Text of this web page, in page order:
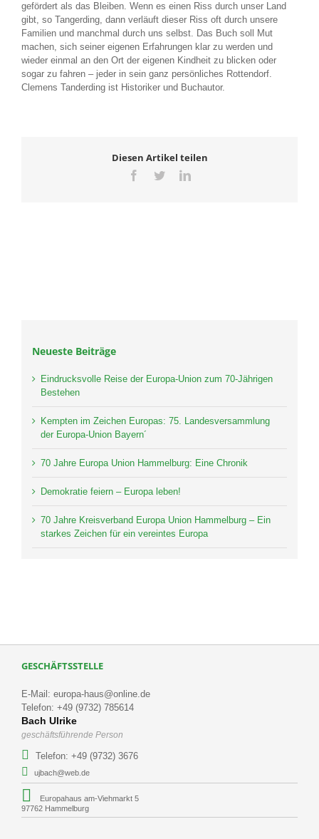
gefördert als das Bleiben. Wenn es einen Riss durch unser Land
gibt, so Tangerding, dann verläuft dieser Riss oft durch unsere
Familien und manchmal durch uns selbst. Das Buch soll Mut
machen, sich seiner eigenen Erfahrungen klar zu werden und
wieder einmal an den Ort der eigenen Kindheit zu blicken oder
sogar zu fahren – jeder in sein ganz persönliches Rottendorf.
Clemens Tanderding ist Historiker und Buchautor.
Diesen Artikel teilen
Facebook
TwitterLinkedIn
Neueste Beiträge
Eindrucksvolle Reise der Europa-Union zum 70-Jährigen
Bestehen
Kempten im Zeichen Europas: 75. Landesversammlung
der Europa-Union Bayern´
70 Jahre Europa Union Hammelburg: Eine Chronik
Demokratie feiern – Europa leben!
70 Jahre Kreisverband Europa Union Hammelburg – Ein
starkes Zeichen für ein vereintes Europa
GESCHÄFTSSTELLE
E-Mail: europa-haus@online.de
Telefon: +49 (9732) 785614
Bach Ulrike
geschäftsführende Person
Telefon: +49 (9732) 3676
ujbach@web.de
Europahaus am-Viehmarkt 5
97762 Hammelburg